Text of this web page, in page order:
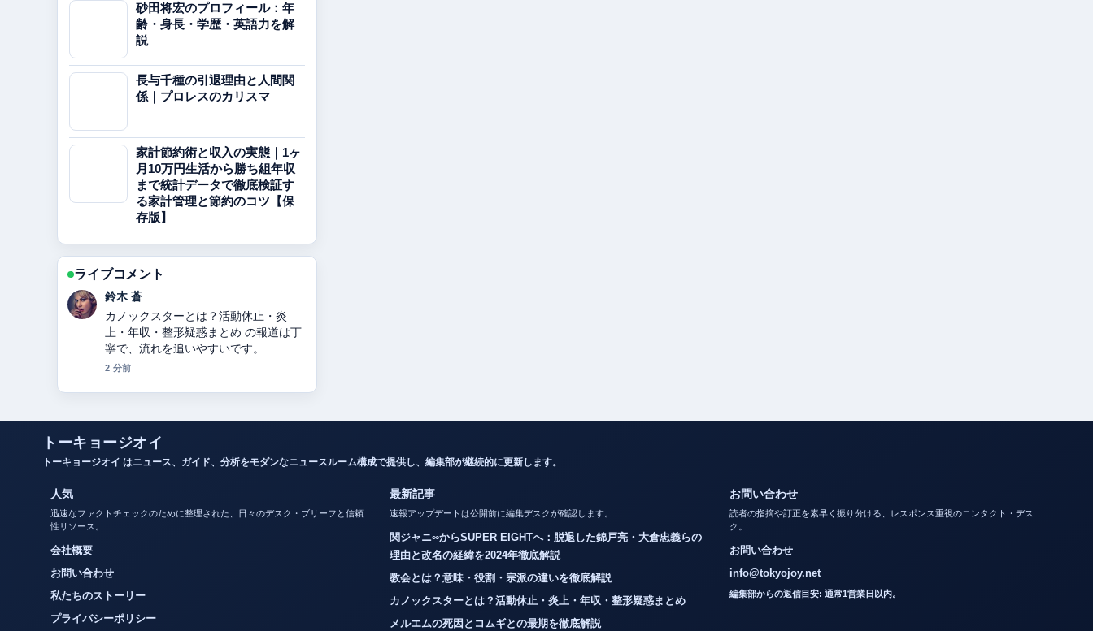
砂田将宏のプロフィール：年
齢・身長・学歴・英語力を解
説
長与千種の引退理由と人間関
係｜プロレスのカリスマ
家計節約術と収入の実態｜1ヶ
月10万円生活から勝ち組年収
まで統計データで徹底検証す
る家計管理と節約のコツ【保
存版】
ライブコメント
渡辺 結衣
関ジャニ∞からSUPER EIGHTへ：脱退
した錦戸亮・大倉忠義らの理由と改名
の経緯を2024年徹底解説 周辺の検証が
しっかりしていて安心感があります。
トーキョージオイ
迅速なファクトチェックのために整理された、日々のデスク・ブリーフと信頼
関ジャニ∞からSUPER EIGHTへ：脱退した錦戸亮・大倉忠義らの
読者の指摘や訂正を素早く振り分ける、レスポンス重視のコンタクト・デス